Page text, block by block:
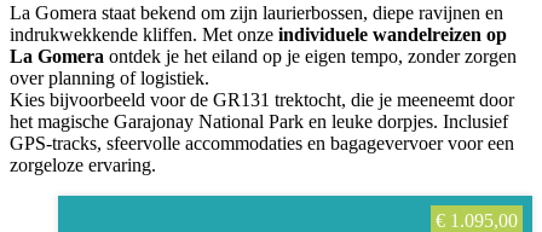
La Gomera staat bekend om zijn laurierbossen, diepe ravijnen en
indrukwekkende kliffen. Met onze individuele wandelreizen op
La Gomera ontdek je het eiland op je eigen tempo, zonder zorgen
over planning of logistiek.
Kies bijvoorbeeld voor de GR131 trektocht, die je meeneemt door
het magische Garajonay National Park en leuke dorpjes. Inclusief
GPS-tracks, sfeervolle accommodaties en bagagevervoer voor een
zorgeloze ervaring.
€ 1.095,00